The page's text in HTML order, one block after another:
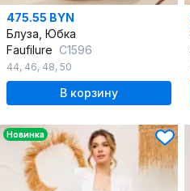
475.55 BYN
Блуза, Юбка
Faufilure C1596
44, 46, 48, 50
В корзину
Новинка